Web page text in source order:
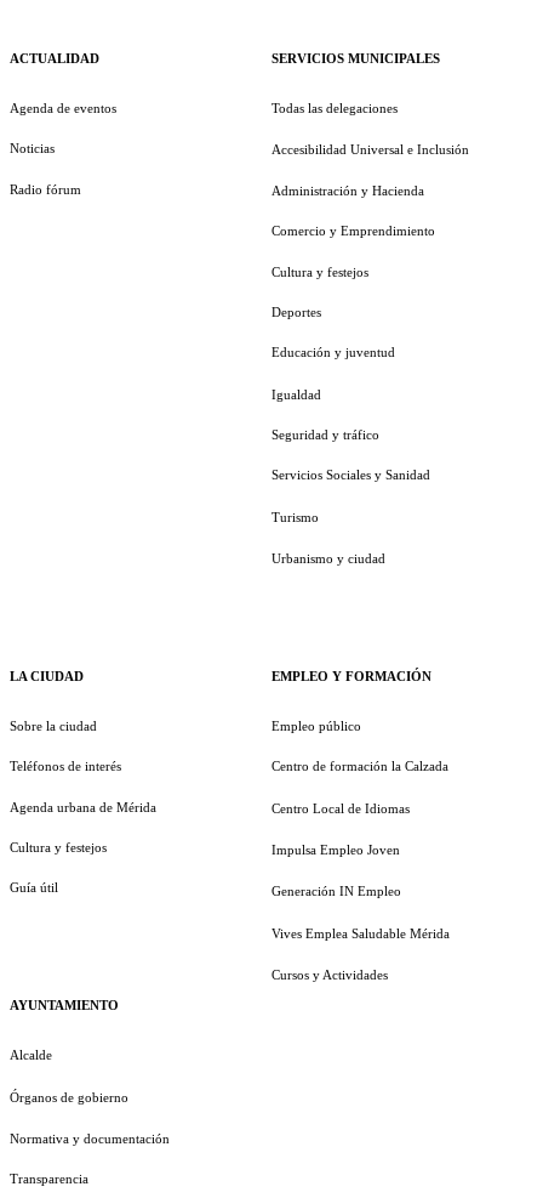
ACTUALIDAD
Agenda de eventos
Noticias
Radio fórum
LA CIUDAD
Sobre la ciudad
Teléfonos de interés
Agenda urbana de Mérida
Cultura y festejos
Guía útil
AYUNTAMIENTO
Alcalde
Órganos de gobierno
Normativa y documentación
Transparencia
SERVICIOS MUNICIPALES
Todas las delegaciones
Accesibilidad Universal e Inclusión
Administración y Hacienda
Comercio y Emprendimiento
Cultura y festejos
Deportes
Educación y juventud
Igualdad
Seguridad y tráfico
Servicios Sociales y Sanidad
Turismo
Urbanismo y ciudad
EMPLEO Y FORMACIÓN
Empleo público
Centro de formación la Calzada
Centro Local de Idiomas
Impulsa Empleo Joven
Generación IN Empleo
Vives Emplea Saludable Mérida
Cursos y Actividades